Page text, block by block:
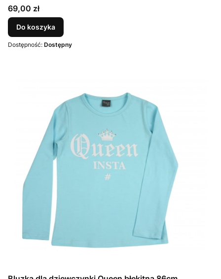
Cena
69,00 zł
Do koszyka
Dostępność: Dostępny